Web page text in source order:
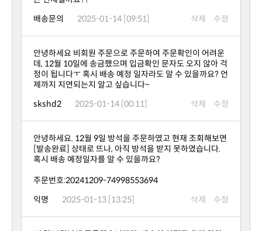
배송문의
2025-01-14 [09:51] 삭제 수정
제까지 지연되는지 알고 싶습니다~
skshd2
2025-01-14 [00:11] 삭제 수정
혹시 배송 예정일자를 알 수 있을까요?
주문번호:20241209-74998553694
익명
2025-01-13 [13:25] 삭제 수정